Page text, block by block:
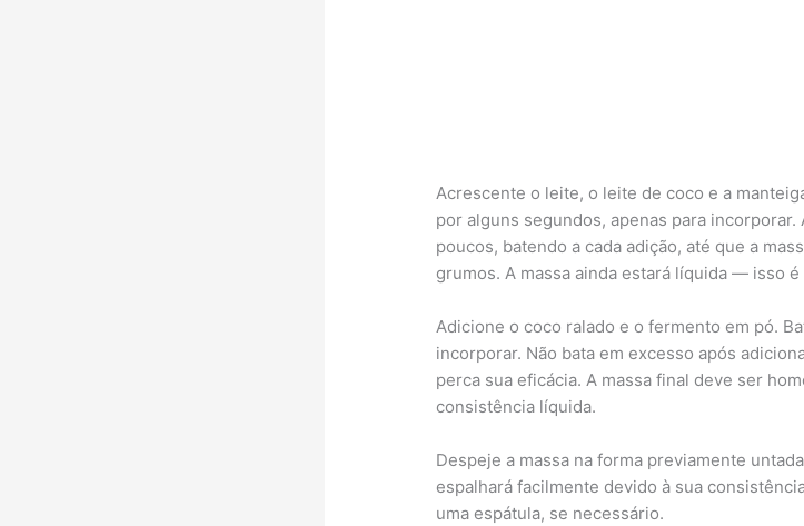
Acrescente o leite, o leite de coco e a
por alguns segundos, apenas para
poucos, batendo a cada adição, até que a
grumos. A massa ainda estará líquida — isso
Adicione o coco ralado e o fermento em pó.
incorporar. Não bata em excesso após
perca sua eficácia. A massa final deve ser
consistência líquida.
Despeje a massa na forma previamente
espalhará facilmente devido à sua
uma espátula, se necessário.